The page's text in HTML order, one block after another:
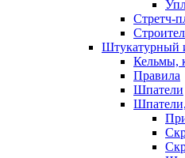
Стретч-
Штукатурный
Кельмы,
Правила
Шпатели